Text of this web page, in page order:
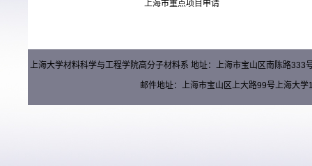
上海市重点项目申请
上海大学材料科学与工程学院高分子材料系 地址：上海市宝山区南陈路
邮件地址：上海市宝山区上大路99号上海大